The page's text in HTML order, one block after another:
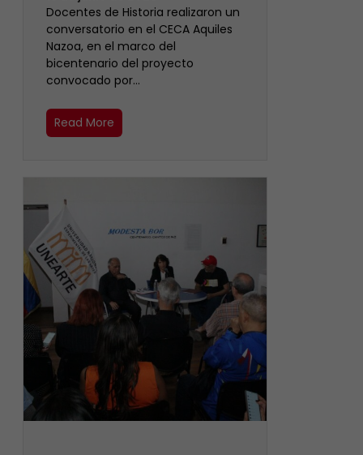
Docentes de Historia realizaron un
conversatorio en el CECA Aquiles
Nazoa, en el marco del
bicentenario del proyecto
convocado por…
Read More